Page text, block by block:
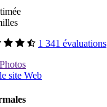
1 341 évaluations
site Web